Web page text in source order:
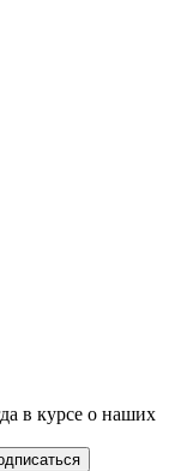
в курсе о наших